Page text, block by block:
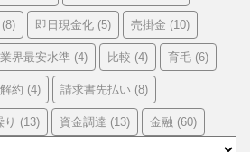
(8) 即日現金化 (5) 売掛金 (10)
業界最安水準 (4) 比較 (4) 育毛 (6)
解約 (4) 請求書先払い (8)
り (13) 資金調達 (13) 金融 (60)